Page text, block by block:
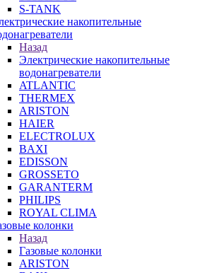
S-TANK
накопительные
Назад
Электрические накопительные
водонагреватели
ATLANTIC
THERMEX
ARISTON
HAIER
ELECTROLUX
BAXI
EDISSON
GROSSETO
GARANTERM
PHILIPS
ROYAL CLIMA
колонки
Назад
Газовые колонки
ARISTON